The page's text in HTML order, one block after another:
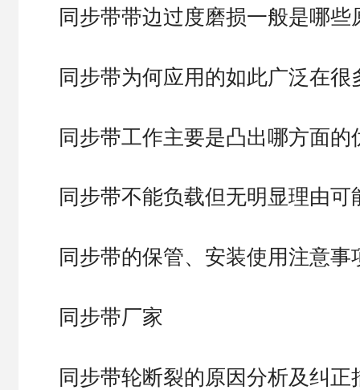
同步带带边过度磨损一般是哪
同步带为何应用的如此广泛在
同步带工作主要是凸出哪方面
同步带不能负载但无明显理由
同步带的保管、安装使用注意
同步带厂家
同步带轮断裂的原因分析及纠